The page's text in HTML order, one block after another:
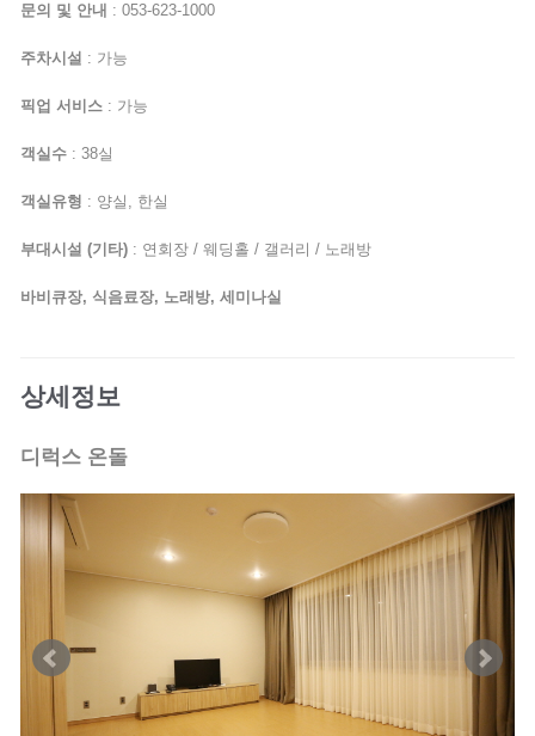
문의 및 안내 : 053-623-1000
주차시설 : 가능
픽업 서비스 : 가능
객실수 : 38실
객실유형 : 양실, 한실
부대시설 (기타) : 연회장 / 웨딩홀 / 갤러리 / 노래방
바비큐장, 식음료장, 노래방, 세미나실
상세정보
디럭스 온돌